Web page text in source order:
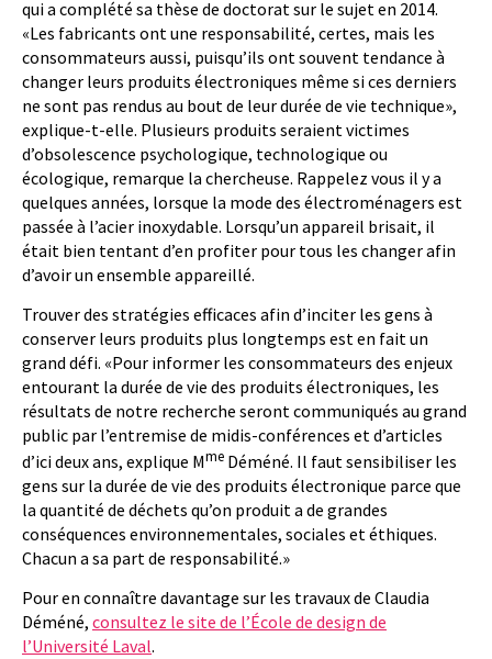
qui a complété sa thèse de doctorat sur le sujet en 2014.
«Les fabricants ont une responsabilité, certes, mais les
consommateurs aussi, puisqu’ils ont souvent tendance à
changer leurs produits électroniques même si ces derniers
ne sont pas rendus au bout de leur durée de vie technique»,
explique-t-elle. Plusieurs produits seraient victimes
d’obsolescence psychologique, technologique ou
écologique, remarque la chercheuse. Rappelez vous il y a
quelques années, lorsque la mode des électroménagers est
passée à l’acier inoxydable. Lorsqu’un appareil brisait, il
était bien tentant d’en profiter pour tous les changer afin
d’avoir un ensemble appareillé.
Trouver des stratégies efficaces afin d’inciter les gens à
conserver leurs produits plus longtemps est en fait un
grand défi. «Pour informer les consommateurs des enjeux
entourant la durée de vie des produits électroniques, les
résultats de notre recherche seront communiqués au grand
public par l’entremise de midis-conférences et d’articles
d’ici deux ans, explique Mme Déméné. Il faut sensibiliser les
gens sur la durée de vie des produits électronique parce que
la quantité de déchets qu’on produit a de grandes
conséquences environnementales, sociales et éthiques.
Chacun a sa part de responsabilité.»
Pour en connaître davantage sur les travaux de Claudia
Déméné, consultez le site de l’École de design de
l’Université Laval.